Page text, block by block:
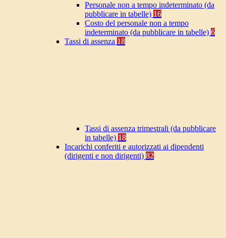
Personale non a tempo indeterminato (da
pubblicare in tabelle) 16
Costo del personale non a tempo
indeterminato (da pubblicare in tabelle) 6
Tassi di assenza 18
Tassi di assenza trimestrali (da pubblicare
in tabelle) 18
Incarichi conferiti e autorizzati ai dipendenti
(dirigenti e non dirigenti) 82